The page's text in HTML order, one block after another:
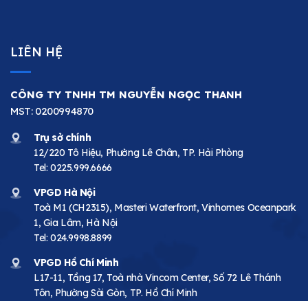
LIÊN HỆ
CÔNG TY TNHH TM NGUYỄN NGỌC THANH
MST: 0200994870
Trụ sở chính
12/220 Tô Hiệu, Phường Lê Chân, TP. Hải Phòng
Tel: 0225.999.6666
VPGD Hà Nội
Toà M1 (CH2315), Masteri Waterfront, Vinhomes Oceanpark
1, Gia Lâm, Hà Nội
Tel: 024.9998.8899
VPGD Hồ Chí Minh
L17-11, Tầng 17, Toà nhà Vincom Center, Số 72 Lê Thánh
Tôn, Phường Sài Gòn, TP. Hồ Chí Minh